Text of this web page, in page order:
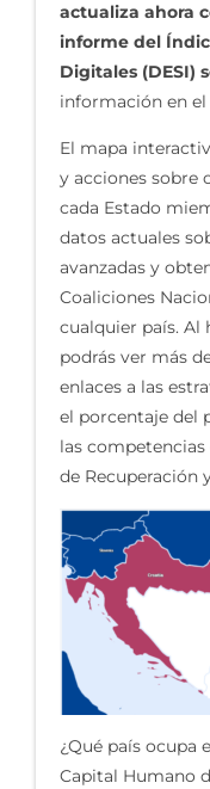
actualiza ahora
informe del
Digitales (DESI)
información en
El mapa
y acciones sobre
cada Estado
datos actuales
avanzadas y
Coaliciones
cualquier país. Al
podrás ver más
enlaces a las
el porcentaje del
las
de Recuperación
¿Qué país ocupa
Capital Humano